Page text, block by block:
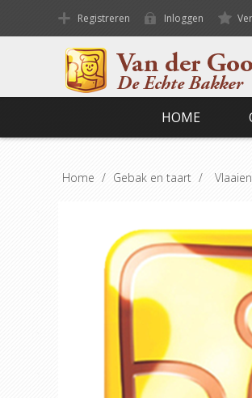
Registreren Inloggen
HOME
Home / Gebak en taart / Vlaaien